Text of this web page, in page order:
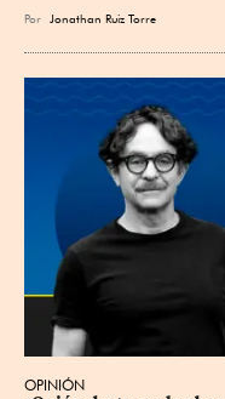
Por Jonathan Ruiz Torre
OPINIÓN